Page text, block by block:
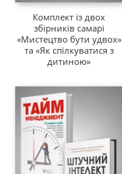
Комплект із двох
збірників самарі
«Мистецтво бути удвох»
та «Як спілкуватися з
дитиною»